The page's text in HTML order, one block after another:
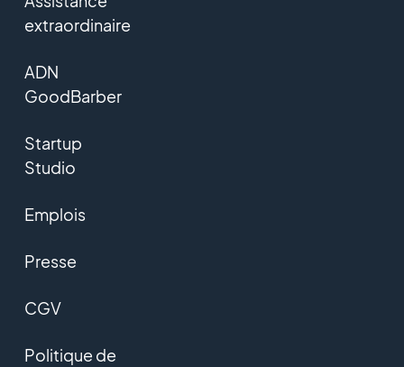
extraordinaire
ADN
GoodBarber
Startup
Studio
Emplois
Presse
CGV
Politique de